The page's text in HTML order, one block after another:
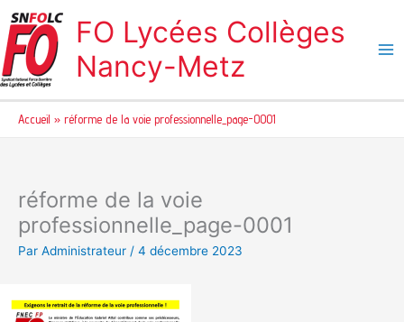
au
contenu
FO Lycées Collèges
Nancy-Metz
Accueil réforme de la voie professionnelle_page-0001
réforme de la voie
professionnelle_page-0001
Par Administrateur / 4 décembre 2023